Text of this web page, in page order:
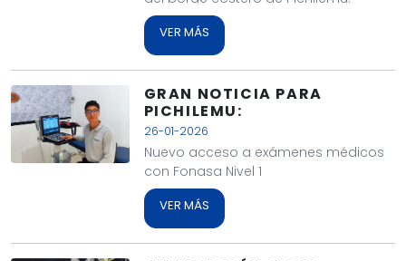
VER MÁS
GRAN NOTICIA PARA
PICHILEMU:
26-01-2026
Nuevo acceso a exámenes médicos
con Fonasa Nivel 1
VER MÁS